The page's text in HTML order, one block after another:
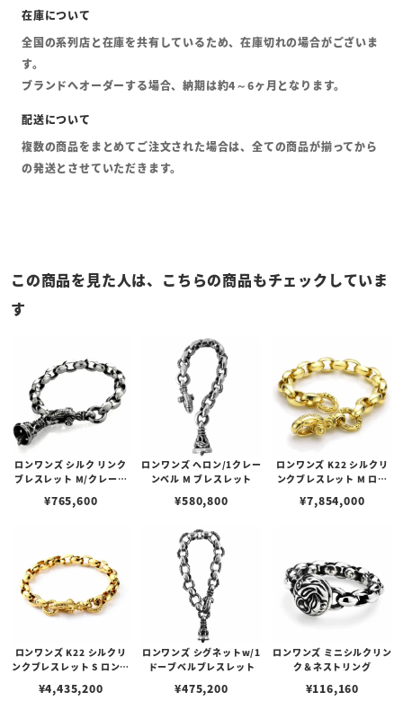
全国の系列店と在庫を共有しているため、在庫切れの場合がございま
す。
ブランドへオーダーする場合、納期は約4～6ヶ月となります。
複数の商品をまとめてご注文された場合は、全ての商品が揃ってから
の発送とさせていただきます。
この商品を見た人は、こちらの商品もチェックしていま
す
ロンワンズ シルク リンク
ブレスレット M/クレーン
¥765,600
ロンワンズ ヘロン/1クレー
ンベル M ブレスレット
¥580,800
ロンワンズ K22 シルクリ
ンクブレスレット M ロン
¥7,854,000
ロンワンズ K22 シルクリ
ンクブレスレット S ロング
¥4,435,200
ロンワンズ シグネットw/1
ドーブベルブレスレット
¥475,200
ロンワンズ ミニシルクリン
ク＆ネストリング
¥116,160